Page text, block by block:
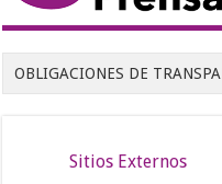
OBLIGACIONES DE
Sitios Externos